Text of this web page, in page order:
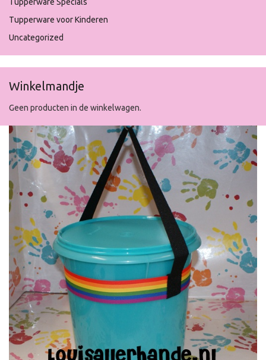
Tupperware voor Kinderen
Uncategorized
Winkelmandje
Geen producten in de winkelwagen.